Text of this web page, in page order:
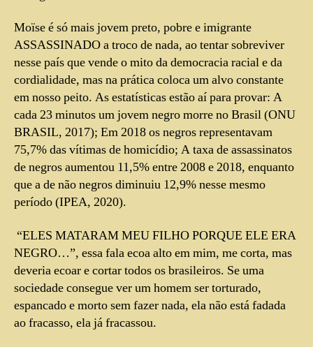
Moïse é só mais jovem preto, pobre e imigrante
ASSASSINADO a troco de nada, ao tentar sobreviver
nesse país que vende o mito da democracia racial e da
cordialidade, mas na prática coloca um alvo constante
em nosso peito. As estatísticas estão aí para provar: A
cada 23 minutos um jovem negro morre no Brasil(ONU
BRASIL, 2017); Em 2018 os negros representavam
75,7% das vítimas de homicídio; A taxa de assassinatos
de negros aumentou 11,5% entre 2008 e 2018, enquanto
que a de não negros diminuiu 12,9% nesse mesmo
período(IPEA, 2020).
“ELES MATARAM MEU FILHO PORQUE ELE ERA
NEGRO…”, essa fala ecoa alto em mim, me corta, mas
deveria ecoar e cortar todos os brasileiros. Se uma
sociedade consegue ver um homem ser torturado,
espancado e morto sem fazer nada, ela não está fadada
ao fracasso, ela já fracassou.